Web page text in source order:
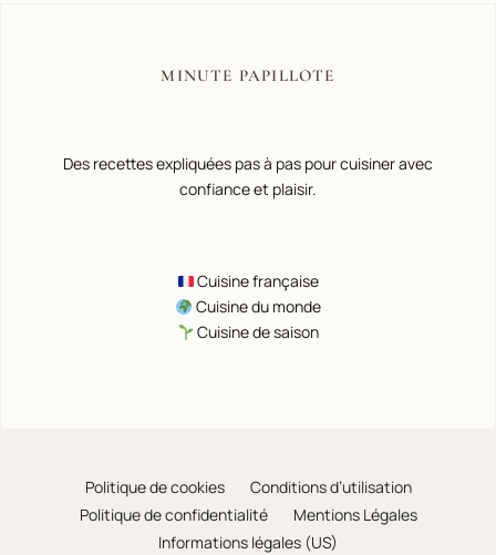
MINUTE PAPILLOTE
Des recettes expliquées pas à pas pour cuisiner avec
confiance et plaisir.
Cuisine française
Cuisine du monde
Cuisine de saison
Politique de cookies
Conditions d’utilisation
Politique de confidentialité
Mentions Légales
Informations légales (US)